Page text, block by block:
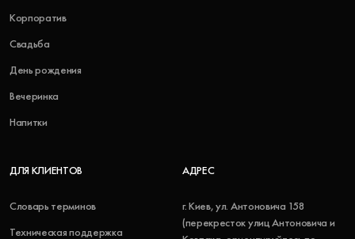
Корпоратив
Свадьба
День рождения
Вечеринка
Напитки
ДЛЯ КЛИЕНТОВ
Словарь терминов
Техническая поддержка
АДРЕС
г. Киев, ул. Антоновича 158
(перекресток улиц Антоновича и